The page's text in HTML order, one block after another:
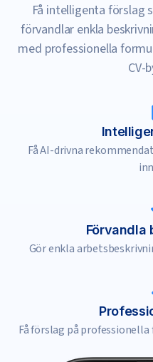
Få intelligenta förslag
förvandlar enkla
med professionella
CV-
Få AI-drivna
Förvandla
Gör enkla
Få förslag på